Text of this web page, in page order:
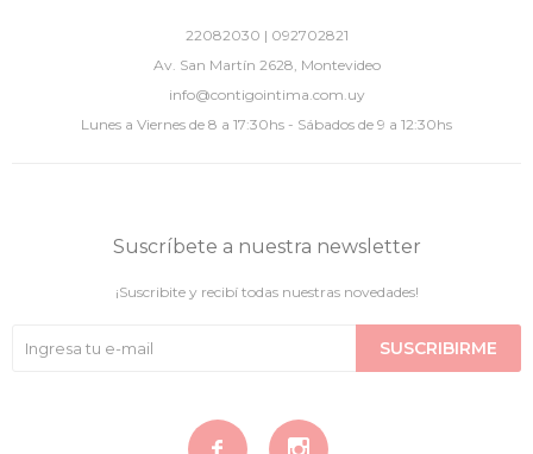
22082030 | 092702821
Av. San Martín 2628, Montevideo
info@contigointima.com.uy
Lunes a Viernes de 8 a 17:30hs - Sábados de 9 a 12:30hs
Suscríbete a nuestra newsletter
¡Suscribite y recibí todas nuestras novedades!
SUSCRIBIRME